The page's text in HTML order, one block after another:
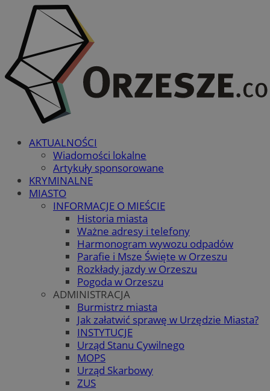
AKTUALNOŚCI
Wiadomości lokalne
Artykuły sponsorowane
KRYMINALNE
MIASTO
INFORMACJE O MIEŚCIE
Historia miasta
Ważne adresy i telefony
Harmonogram wywozu odpadów
Parafie i Msze Święte w Orzeszu
Rozkłady jazdy w Orzeszu
Pogoda w Orzeszu
ADMINISTRACJA
Burmistrz miasta
Jak załatwić sprawę w Urzędzie Miasta?
INSTYTUCJE
Urząd Stanu Cywilnego
MOPS
Urząd Skarbowy
ZUS